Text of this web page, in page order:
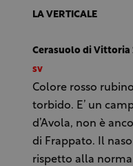
LA VERTICALE
Cerasuolo di Vittoria
sv
Colore rosso
torbido. E’ un
d’Avola, non è
di Frappato. Il
rispetto alla